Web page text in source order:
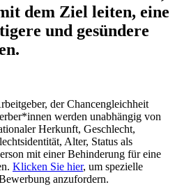
dem Ziel leiten, eine
und gesündere
der Chancengleichheit
werden unabhängig von
Herkunft, Geschlecht,
Alter, Status als
mit einer Behinderung für eine
Klicken Sie hier, um spezielle
anzufordern.